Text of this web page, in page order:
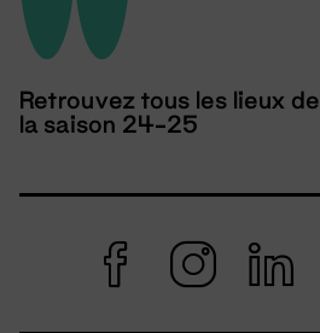
Retrouvez tous les lieux de
la saison 24-25